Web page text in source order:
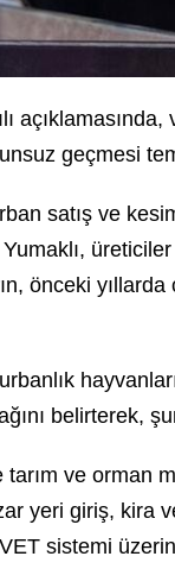
geçmesi
satış ve
önceki
belirterek,
ve orman
yeri giriş, kira
sistemi